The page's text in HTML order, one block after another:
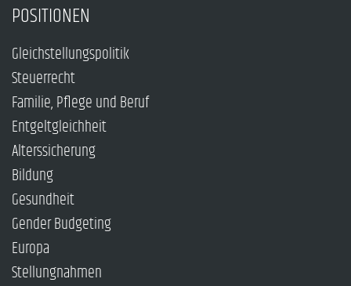
POSITIONEN
Gleichstellungspolitik
Steuerrecht
Familie, Pflege und Beruf
Entgeltgleichheit
Alterssicherung
Bildung
Gesundheit
Gender Budgeting
Europa
Stellungnahmen